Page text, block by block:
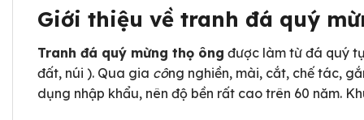
Giới thiệu về tranh đá quý
Tranh đá quý mừng thọ ông được làm từ đá quý
đất, núi ). Qua gia công nghiền, mài, cắt, chế tác,
dụng nhập khẩu, nên độ bền rất cao trên 60 năm.